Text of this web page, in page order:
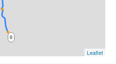
0
Leaflet